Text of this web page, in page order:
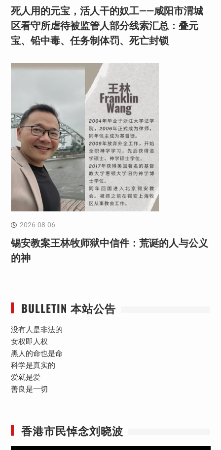
死人用的元宝，活人干的奴工——咸阳市渭城
区看守所虐待被监管人部分线索汇总：叠元
宝、铅中毒、任务制体罚、死亡封锁
2026-08-06
锡安教案王林牧师狱中信件：荒诞的人与公义
的神
BULLETIN 本站公告
没有人是非法的
女权即人权
黑人的命也是命
科学是真实的
爱就是爱
善良是一切
香港市民悼念刘晓波